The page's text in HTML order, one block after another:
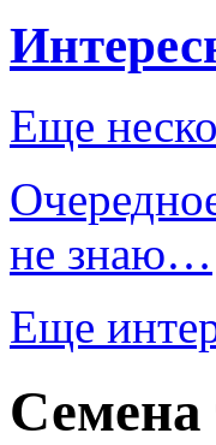
Еще
не знаю…
Еще
Семена